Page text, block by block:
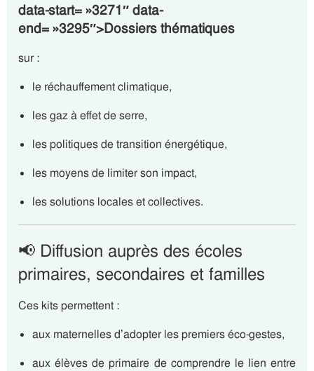
data-start= »3271″ data-
end= »3295″>Dossiers thématiques
sur :
le réchauffement climatique,
les gaz à effet de serre,
les politiques de transition énergétique,
les moyens de limiter son impact,
les solutions locales et collectives.
📢 Diffusion auprès des écoles
primaires, secondaires et familles
Ces kits permettent :
aux maternelles d’adopter les premiers éco-gestes,
aux élèves de primaire de comprendre le lien entre